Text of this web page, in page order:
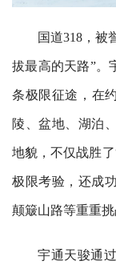
国道318，被
拔最高的天路”。
条极限征途，在
陵、盆地、湖泊
地貌，不仅战胜
极限考验，还成
颠簸山路等重重挑
宇通天骏通